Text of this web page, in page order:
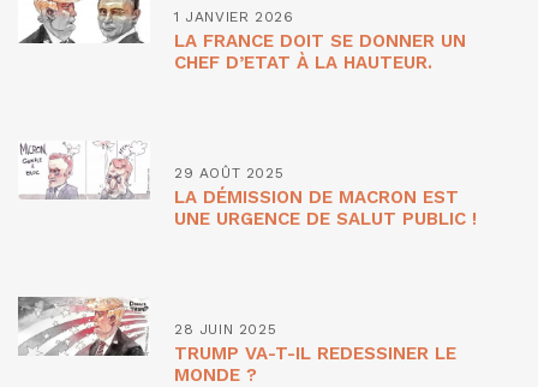
1 JANVIER 2026
LA FRANCE DOIT SE DONNER UN
CHEF D’ETAT À LA HAUTEUR.
29 AOÛT 2025
LA DÉMISSION DE MACRON EST
UNE URGENCE DE SALUT PUBLIC !
28 JUIN 2025
TRUMP VA-T-IL REDESSINER LE
MONDE ?